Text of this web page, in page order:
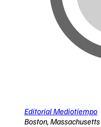
Editorial Mediotiempo
Boston, Massachusetts